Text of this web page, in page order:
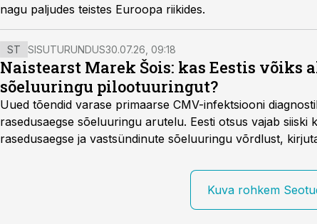
nagu paljudes teistes Euroopa riikides.
ST SISUTURUNDUS30.07.26, 09:18
Naistearst Marek Šois: kas Eestis võiks
sõeluuringu pilootuuringut?
Uued tõendid varase primaarse CMV-infektsiooni
rasedusaegse sõeluuringu arutelu. Eesti otsus vajab siiski
rasedusaegse ja vastsündinute sõeluuringu võrdlust,
Kuva rohkem